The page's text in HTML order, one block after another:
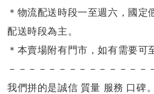
＊物流配送時段一至週六，國定
配送時段為主。
＊本賣場附有門市，如有需要可
－－－－－－－－－－－－－－
我們拼的是誠信 質量 服務 口碑。